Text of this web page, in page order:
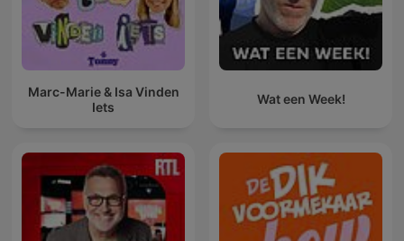
Marc-Marie & Isa Vinden
Iets
Wat een Week!